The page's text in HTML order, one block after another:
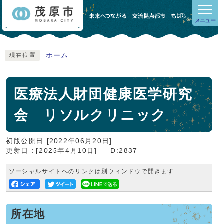
メニュー
現在位置 ホーム
医療法人財団健康医学研究
会 リソルクリニック
初版公開日:[2022年06月20日]
更新日：[2025年4月10日]
ID:2837
ソーシャルサイトへのリンクは別ウィンドウで開きます
所在地